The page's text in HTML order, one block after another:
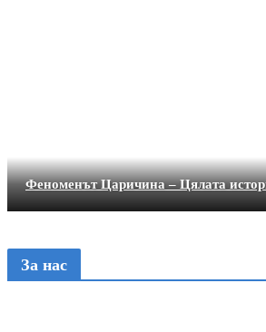
Феноменът Царичина – Цялата
За нас